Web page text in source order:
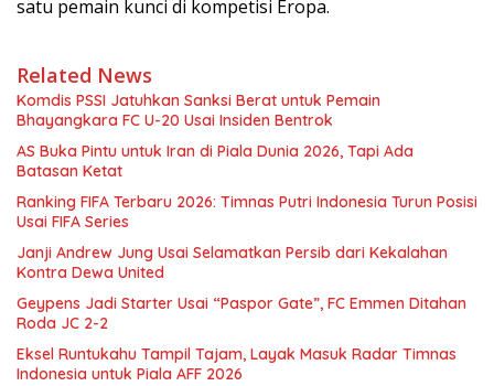
satu pemain kunci di kompetisi Eropa.
Related News
Komdis PSSI Jatuhkan Sanksi Berat untuk Pemain
Bhayangkara FC U-20 Usai Insiden Bentrok
AS Buka Pintu untuk Iran di Piala Dunia 2026, Tapi Ada
Batasan Ketat
Ranking FIFA Terbaru 2026: Timnas Putri Indonesia Turun Posisi
Usai FIFA Series
Janji Andrew Jung Usai Selamatkan Persib dari Kekalahan
Kontra Dewa United
Geypens Jadi Starter Usai “Paspor Gate”, FC Emmen Ditahan
Roda JC 2-2
Eksel Runtukahu Tampil Tajam, Layak Masuk Radar Timnas
Indonesia untuk Piala AFF 2026